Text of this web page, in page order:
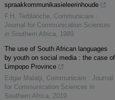
spraakkommunikasieleerinhoude
F.H. Terblanche, Communicare :
Journal for Communication Sciences
in Southern Africa, 1989
The use of South African languages
by youth on social media : the case of
Limpopo Province
Edgar Malatji, Communicare : Journal
for Communication Sciences in
Southern Africa, 2019